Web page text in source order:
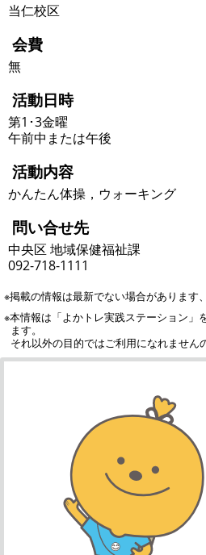
当仁校区
会費
無
活動日時
第1･3金曜
午前中または午後
活動内容
かんたん体操，ウォーキング
問い合せ先
中央区 地域保健福祉課
092-718-1111
※掲載の情報は最新でない場合があります
※本情報は「よかトレ実践ステーション」
ます。
それ以外の目的ではご利用になれません